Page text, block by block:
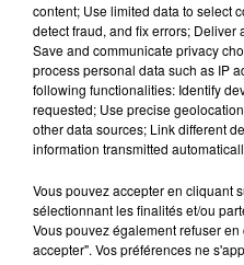
0:00
12 janvier 2026 - 57 sec
L’ASTUCE DE LA VIE
Entre le froid, le vent et le
content; Use limited data to select
detect fraud, and fix errors;
Save and communicate privacy
process personal data such as IP
following functionalities: Identify
requested; Use precise
other data sources; Link different
information transmitted
Vous pouvez accepter en cliquant
sélectionnant les finalités et/ou
Vous pouvez également refuser
accepter". Vos préférences ne